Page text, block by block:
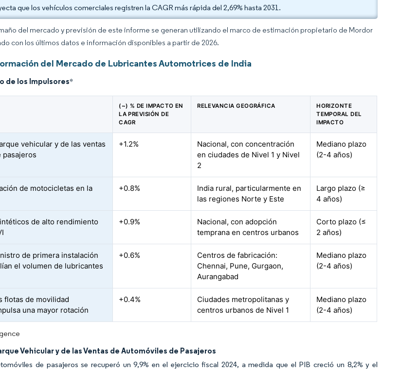
que los vehículos comerciales registren la CAGR más rápida del 2,69% hasta 2031.
del mercado y previsión de este informe se generan utilizando el marco de estimación propietario de Mordor
con los últimos datos e información disponibles a partir de 2026.
del Mercado de Lubricantes Automotrices de India
de los Impulsores*
(~) % DE IMPACTO EN
LA PREVISIÓN DE
CAGR
RELEVANCIA GEOGRÁFICA
HORIZONTE
TEMPORAL DEL
IMPACTO
vehicular y de las ventas
pasajeros
+1.2%
Nacional, con concentración
en ciudades de Nivel 1 y Nivel
2
Mediano plazo
(2-4 años)
de motocicletas en la
+0.8%
India rural, particularmente en
las regiones Norte y Este
Largo plazo (≥
4 años)
de alto rendimiento
+0.9%
Nacional, con adopción
temprana en centros urbanos
Corto plazo (≤
2 años)
de primera instalación
el volumen de lubricantes
+0.6%
Centros de fabricación:
Chennai, Pune, Gurgaon,
Aurangabad
Mediano plazo
(2-4 años)
flotas de movilidad
una mayor rotación
+0.4%
Ciudades metropolitanas y
centros urbanos de Nivel 1
Mediano plazo
(2-4 años)
Vehicular y de las Ventas de Automóviles de Pasajeros
de pasajeros se recuperó un 9,9% en el ejercicio fiscal 2024, a medida que el PIB creció un 8,2% y el